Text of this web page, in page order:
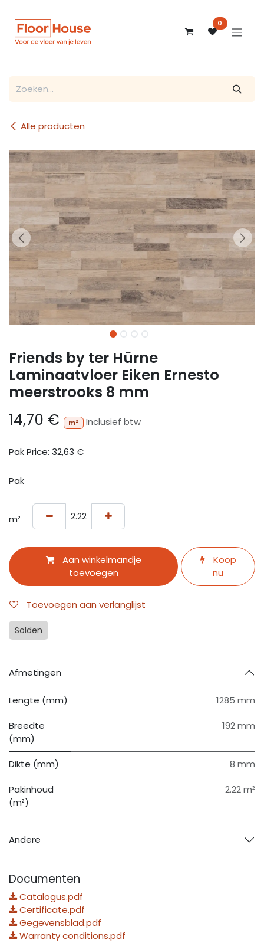
0
Alle producten
Friends by ter Hürne
Laminaatvloer Eiken Ernesto
meerstrooks 8 mm
14,70 € m² Inclusief btw
Pak Price: 32,63 €
Pak
m²
Aan winkelmandje
toevoegen
Koop
nu
Toevoegen aan verlanglijst
Solden
Afmetingen
Lengte (mm) 1285 mm
Breedte
(mm)
192 mm
Dikte (mm) 8 mm
Pakinhoud
(m²)
2.22 m²
Andere
Documenten
Catalogus.pdf
Certificate.pdf
Gegevensblad.pdf
Warranty conditions.pdf